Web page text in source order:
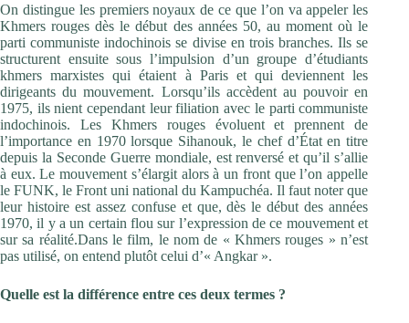
On distingue les premiers noyaux de ce que l’on va appeler les
Khmers rouges dès le début des années 50, au moment où le
parti communiste indochinois se divise en trois branches. Ils se
structurent ensuite sous l’impulsion d’un groupe d’étudiants
khmers marxistes qui étaient à Paris et qui deviennent les
dirigeants du mouvement. Lorsqu’ils accèdent au pouvoir en
1975, ils nient cependant leur filiation avec le parti communiste
indochinois. Les Khmers rouges évoluent et prennent de
l’importance en 1970 lorsque Sihanouk, le chef d’État en titre
depuis la Seconde Guerre mondiale, est renversé et qu’il s’allie
à eux. Le mouvement s’élargit alors à un front que l’on appelle
le FUNK, le Front uni national du Kampuchéa. Il faut noter que
leur histoire est assez confuse et que, dès le début des années
1970, il y a un certain flou sur l’expression de ce mouvement et
sur sa réalité.Dans le film, le nom de « Khmers rouges » n’est
pas utilisé, on entend plutôt celui d’« Angkar ».
Quelle est la différence entre ces deux termes ?